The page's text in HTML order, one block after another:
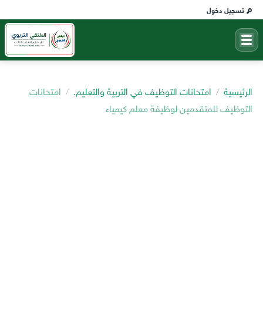
تسجيل دخول
الرئيسية امتحانات التوظيف في التربية والتعليم.
امتحانات
التوظيف للمتقدمين لوظيفة معلم كيمياء